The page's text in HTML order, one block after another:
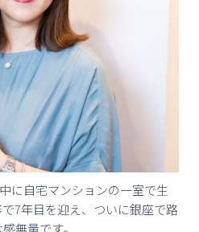
に自宅マンションの一室で生
7年目を迎え、ついに銀座で路
無量です。